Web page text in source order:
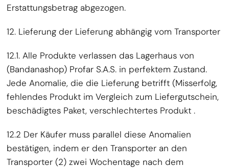
Erstattungsbetrag abgezogen.
12. Lieferung der Lieferung abhängig vom Transporter
12.1. Alle Produkte verlassen das Lagerhaus von
(Bandanashop) Profar S.A.S. in perfektem Zustand.
Jede Anomalie, die die Lieferung betrifft (Misserfolg,
fehlendes Produkt im Vergleich zum Liefergutschein,
beschädigtes Paket, verschlechtertes Produkt .
12.2 Der Käufer muss parallel diese Anomalien
bestätigen, indem er den Transporter an den
Transporter (2) zwei Wochentage nach dem